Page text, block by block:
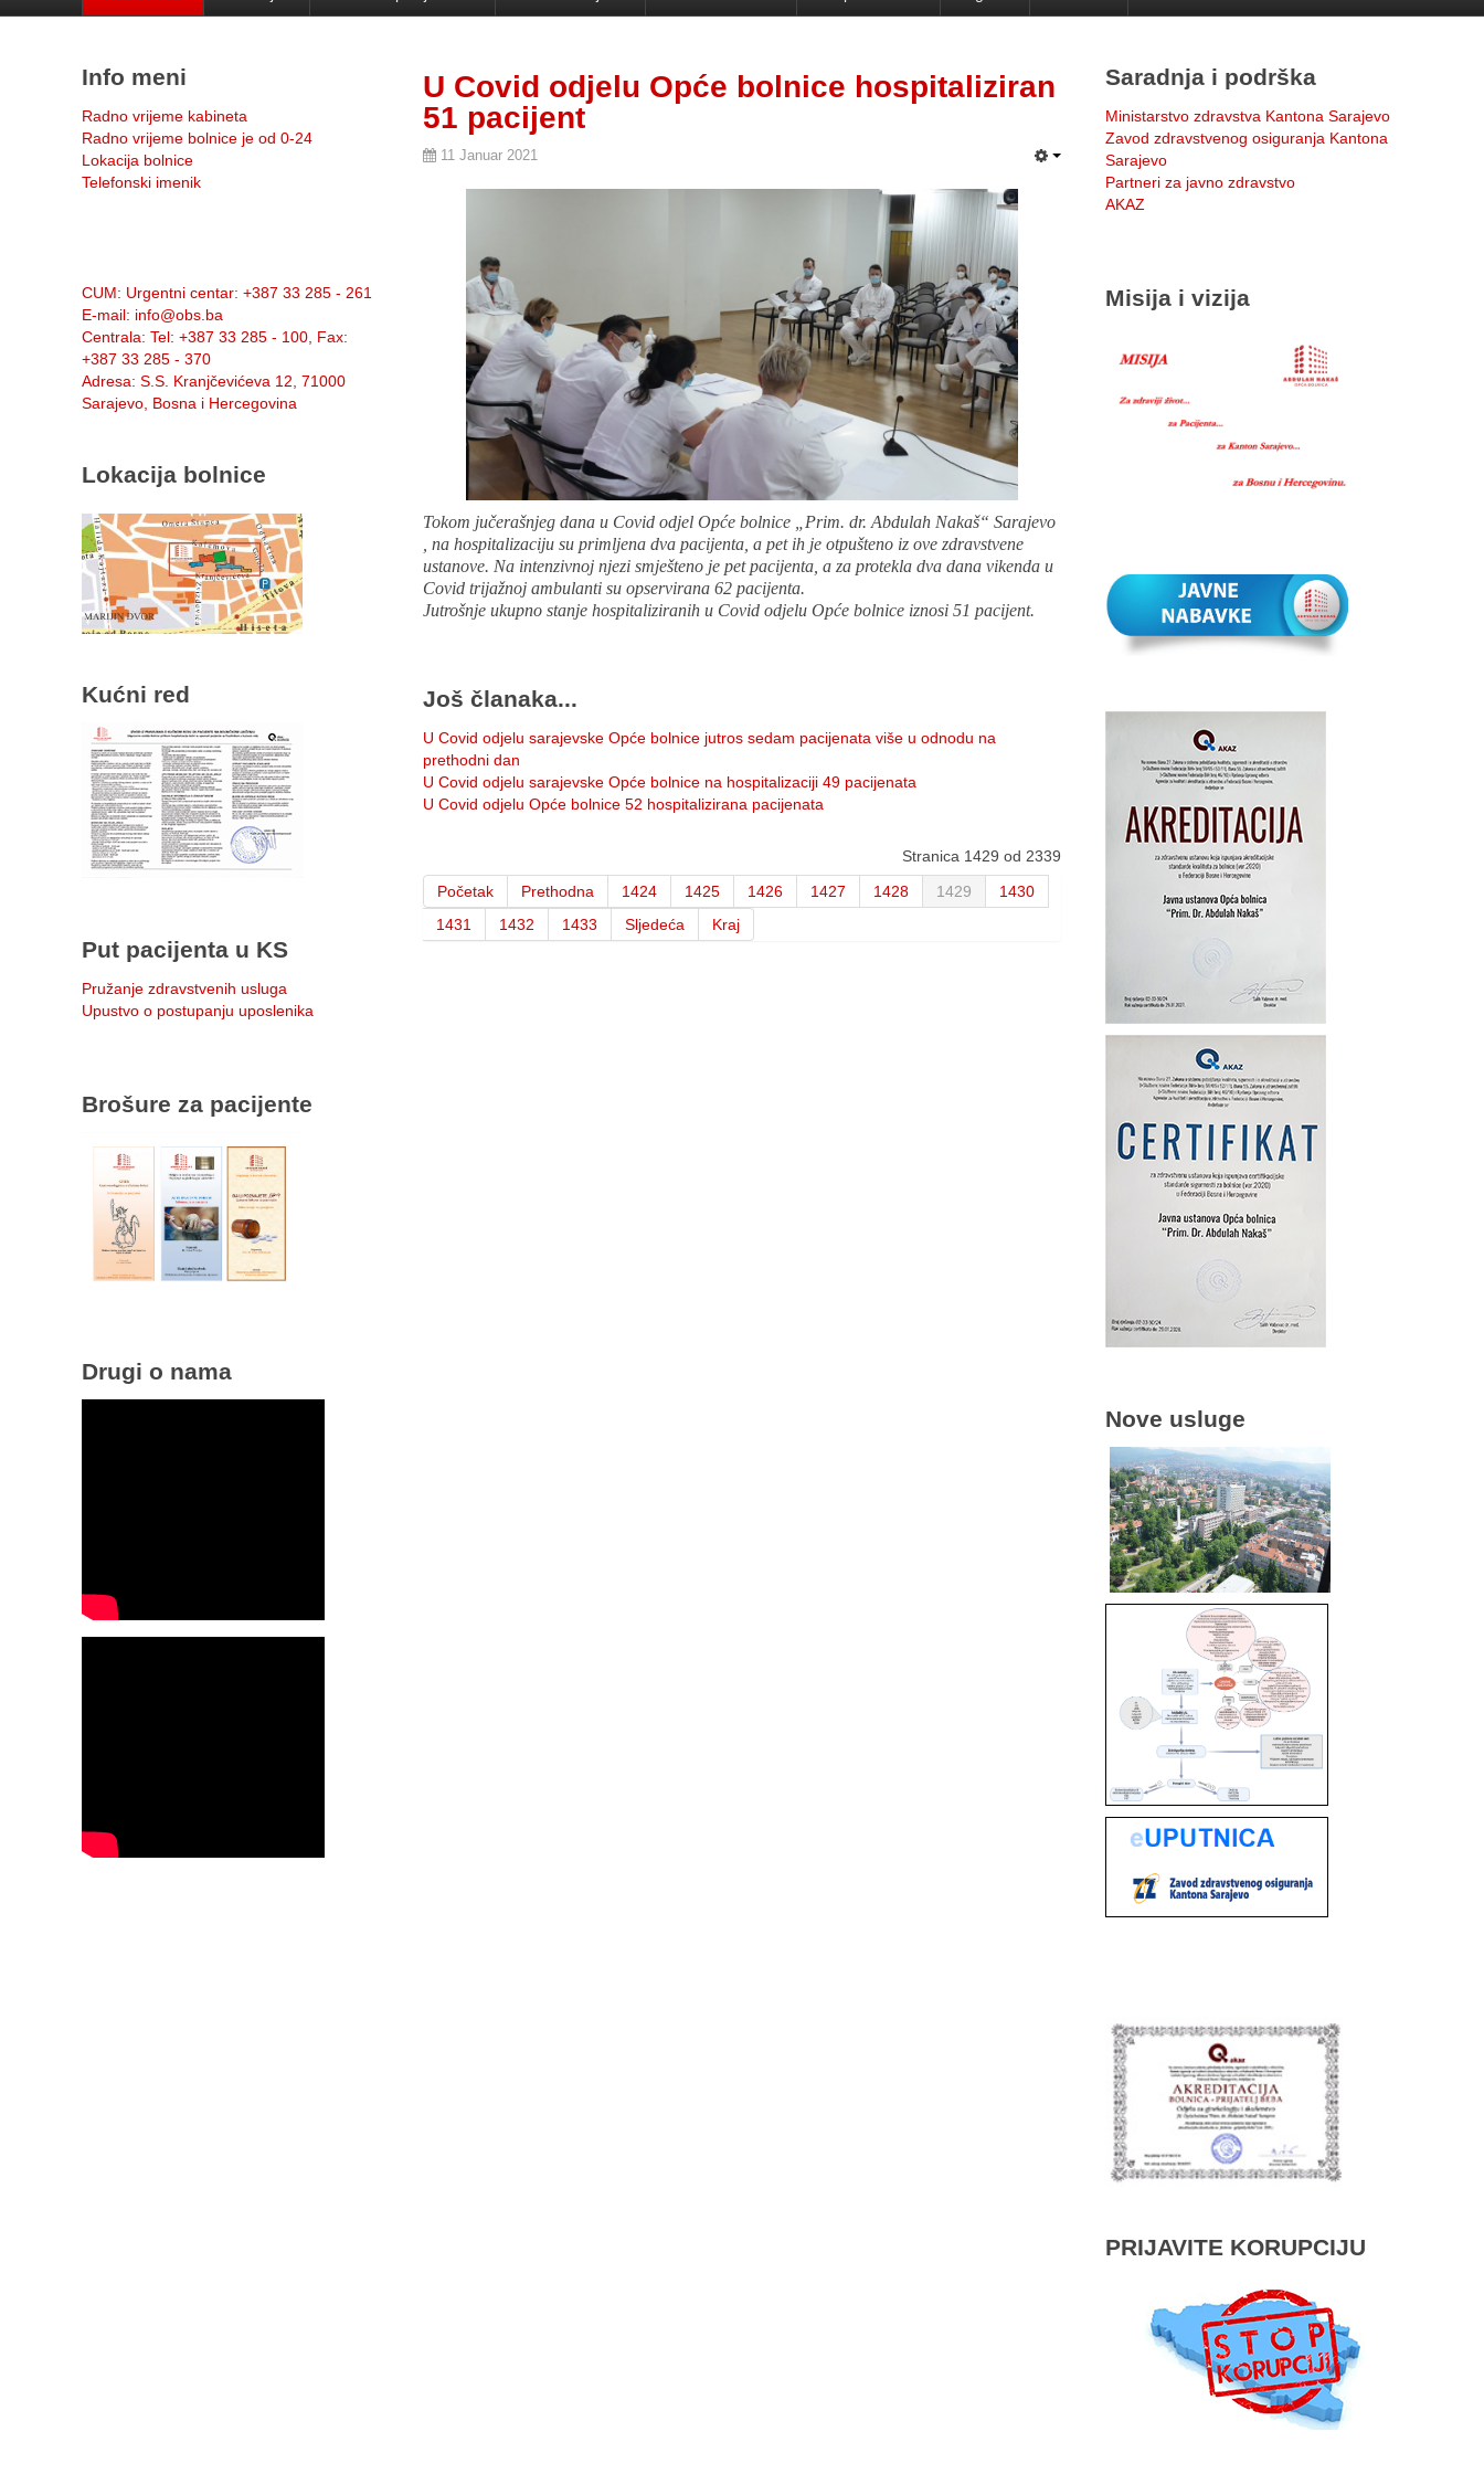
U Covid odjelu Opće bolnice hospitaliziran
51 pacijent
11 Januar 2021
Tokom jučerašnjeg dana u Covid odjel Opće bolnice „Prim. dr. Abdulah Nakaš“ Sarajevo
, na hospitalizaciju su primljena dva pacijenta, a pet ih je otpušteno iz ove zdravstvene
ustanove. Na intenzivnoj njezi smješteno je pet pacijenta, a za protekla dva dana vikenda u
Covid trijažnoj ambulanti su opservirana 62 pacijenta.
Jutrošnje ukupno stanje hospitaliziranih u Covid odjelu Opće bolnice iznosi 51 pacijent.
Još članaka...
U Covid odjelu sarajevske Opće bolnice jutros sedam pacijenata više u odnodu na
prethodni dan
U Covid odjelu sarajevske Opće bolnice na hospitalizaciji 49 pacijenata
U Covid odjelu Opće bolnice 52 hospitalizirana pacijenata
Stranica 1429 od 2339
Početak
Prethodna 1424 1425 1426 1427 1428 1429
1430
1431
1432 1433 Sljedeća Kraj
Info meni
Radno vrijeme kabineta
Radno vrijeme bolnice je od 0-24
Lokacija bolnice
Telefonski imenik
CUM: Urgentni centar: +387 33 285 - 261
E-mail: info@obs.ba
Centrala: Tel: +387 33 285 - 100, Fax:
+387 33 285 - 370
Adresa: S.S. Kranjčevićeva 12, 71000
Sarajevo, Bosna i Hercegovina
Lokacija bolnice
Kućni red
Put pacijenta u KS
Pružanje zdravstvenih usluga
Upustvo o postupanju uposlenika
Brošure za pacijente
Drugi o nama
Saradnja i podrška
Ministarstvo zdravstva Kantona Sarajevo
Zavod zdravstvenog osiguranja Kantona
Sarajevo
Partneri za javno zdravstvo
AKAZ
Misija i vizija
Nove usluge
PRIJAVITE KORUPCIJU